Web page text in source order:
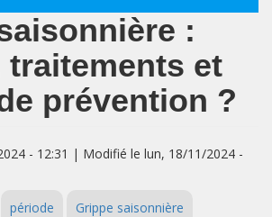
:
traitements et
prévention ?
- 12:31 | Modifié le lun, 18/11/2024 -
période Grippe saisonnière